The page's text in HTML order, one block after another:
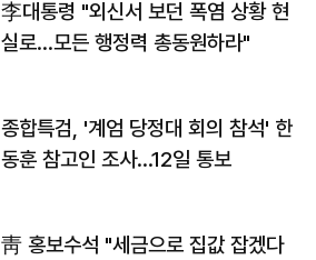
李대통령 "외신서 보던 폭염 상황 현
실로…모든 행정력 총동원하라"
종합특검, '계엄 당정대 회의 참석' 한
동훈 참고인 조사...12일 통보
靑 홍보수석 "세금으로 집값 잡겠다